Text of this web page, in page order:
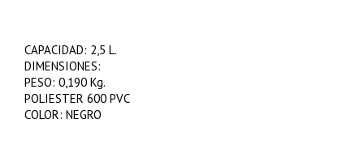
CAPACIDAD: 2,5 L.
DIMENSIONES:
PESO: 0,190 Kg.
POLIESTER 600 PVC
COLOR: NEGRO